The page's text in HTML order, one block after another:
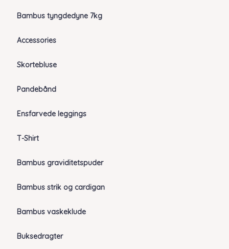
Bambus tyngdedyne 7kg
Accessories
Skortebluse
Pandebånd
Ensfarvede leggings
T-Shirt
Bambus graviditetspuder
Bambus strik og cardigan
Bambus vaskeklude
Buksedragter